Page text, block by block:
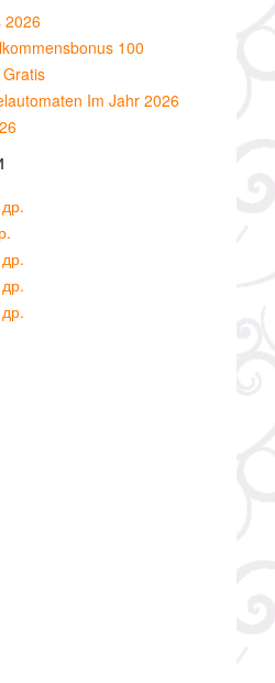
2026
100
Im Jahr 2026